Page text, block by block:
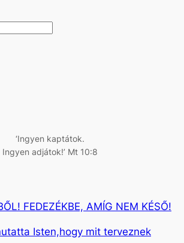
‘Ingyen kaptátok.
Ingyen adjátok!’ Mt 10:8
FEDEZÉKBE, AMÍG NEM KÉSŐ!
Isten,hogy mit terveznek